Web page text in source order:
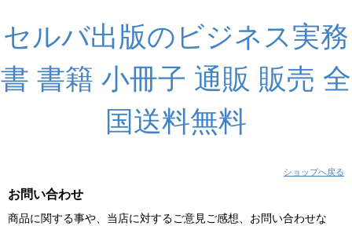
セルバ出版のビジネス実務
書 書籍 小冊子 通販 販売 全
国送料無料
ショップへ戻る
お問い合わせ
商品に関する事や、当店に対するご意見ご感想、お問い合わせな